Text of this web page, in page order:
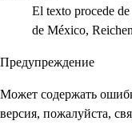
El texto procede
de México,
Предупреждение
Может содержать
версия, пожалуйста,